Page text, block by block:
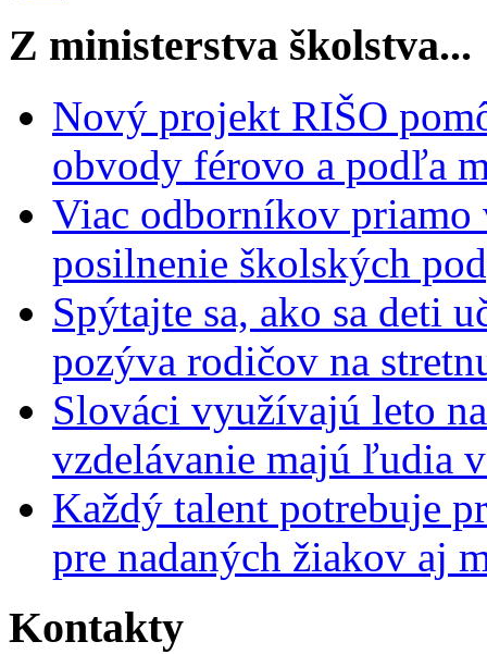
Z ministerstva školstva...
Nový projekt RIŠO
obvody férovo a podľa
Viac odborníkov priamo
posilnenie školských
Spýtajte sa, ako sa deti
pozýva rodičov na
Slováci využívajú leto
vzdelávanie majú ľudia
Každý talent potrebuje
pre nadaných žiakov aj
Kontakty